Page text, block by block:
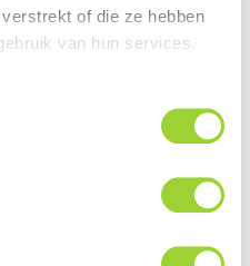
of die ze hebben
van hun services.
B117 voor werking van